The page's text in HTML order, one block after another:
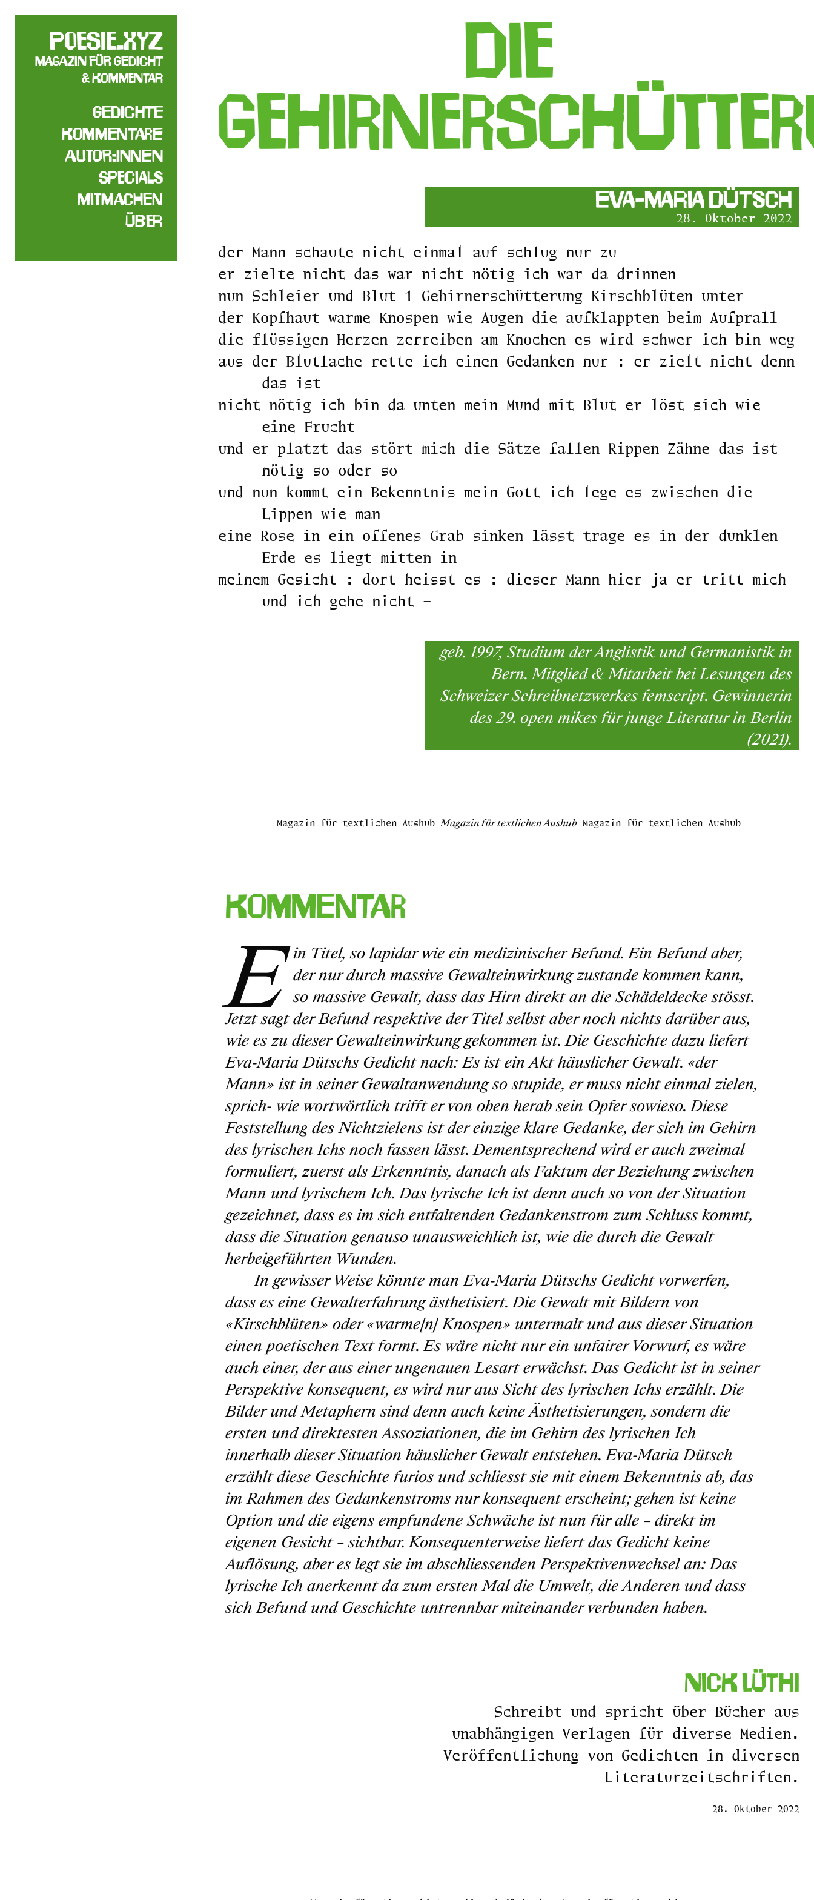
poesie.xyz
Magazin für Gedicht
& Kommentar
Gedichte
Kommentare
Autor:innen
Specials
Mitmachen
Über
die
Eva-Maria Dütsch
28. Oktober 2022
der Mann schaute nicht einmal auf schlug nur zu
er zielte nicht das war nicht nötig ich war da drinnen
nun Schleier und Blut 1 Gehirnerschütterung Kirschblüten unter
der Kopfhaut warme Knospen wie Augen die aufklappten beim Aufprall
die flüssigen Herzen zerreiben am Knochen es wird schwer ich bin weg
aus der Blutlache rette ich einen Gedanken nur : er zielt nicht denn
das ist
nicht nötig ich bin da unten mein Mund mit Blut er löst sich wie
eine Frucht
und er platzt das stört mich die Sätze fallen Rippen Zähne das ist
nötig so oder so
und nun kommt ein Bekenntnis mein Gott ich lege es zwischen die
Lippen wie man
eine Rose in ein offenes Grab sinken lässt trage es in der dunklen
Erde es liegt mitten in
meinem Gesicht : dort heisst es : dieser Mann hier ja er tritt mich
und ich gehe nicht –
geb. 1997, Studium der Anglistik und Germanistik in
Bern. Mitglied & Mitarbeit bei Lesungen des
Schweizer Schreibnetzwerkes femscript. Gewinnerin
des 29. open mikes für junge Literatur in Berlin
(2021).
Magazin für textlichen Aushub Magazin für textlichen Aushub Magazin für textlichen Aushub
Kommentar
E in Titel, so lapidar wie ein medizinischer Befund. Ein Befund aber,
der nur durch massive Gewalteinwirkung zustande kommen kann,
so massive Gewalt, dass das Hirn direkt an die Schädeldecke stösst.
Jetzt sagt der Befund respektive der Titel selbst aber noch nichts darüber aus,
wie es zu dieser Gewalteinwirkung gekommen ist. Die Geschichte dazu liefert
Eva-Maria Dütschs Gedicht nach: Es ist ein Akt häuslicher Gewalt. «der
Mann» ist in seiner Gewaltanwendung so stupide, er muss nicht einmal zielen,
sprich- wie wortwörtlich trifft er von oben herab sein Opfer sowieso. Diese
Feststellung des Nichtzielens ist der einzige klare Gedanke, der sich im Gehirn
des lyrischen Ichs noch fassen lässt. Dementsprechend wird er auch zweimal
formuliert, zuerst als Erkenntnis, danach als Faktum der Beziehung zwischen
Mann und lyrischem Ich. Das lyrische Ich ist denn auch so von der Situation
gezeichnet, dass es im sich entfaltenden Gedankenstrom zum Schluss kommt,
dass die Situation genauso unausweichlich ist, wie die durch die Gewalt
herbeigeführten Wunden.
In gewisser Weise könnte man Eva-Maria Dütschs Gedicht vorwerfen,
dass es eine Gewalterfahrung ästhetisiert. Die Gewalt mit Bildern von
«Kirschblüten» oder «warme[n] Knospen» untermalt und aus dieser Situation
einen poetischen Text formt. Es wäre nicht nur ein unfairer Vorwurf, es wäre
auch einer, der aus einer ungenauen Lesart erwächst. Das Gedicht ist in seiner
Perspektive konsequent, es wird nur aus Sicht des lyrischen Ichs erzählt. Die
Bilder und Metaphern sind denn auch keine Ästhetisierungen, sondern die
ersten und direktesten Assoziationen, die im Gehirn des lyrischen Ich
innerhalb dieser Situation häuslicher Gewalt entstehen. Eva-Maria Dütsch
erzählt diese Geschichte furios und schliesst sie mit einem Bekenntnis ab, das
im Rahmen des Gedankenstroms nur konsequent erscheint; gehen ist keine
Option und die eigens empfundene Schwäche ist nun für alle – direkt im
eigenen Gesicht – sichtbar. Konsequenterweise liefert das Gedicht keine
Auflösung, aber es legt sie im abschliessenden Perspektivenwechsel an: Das
lyrische Ich anerkennt da zum ersten Mal die Umwelt, die Anderen und dass
sich Befund und Geschichte untrennbar miteinander verbunden haben.
Nick Lüthi
Schreibt und spricht über Bücher aus
unabhängigen Verlagen für diverse Medien.
Veröffentlichung von Gedichten in diversen
Literaturzeitschriften.
28. Oktober 2022